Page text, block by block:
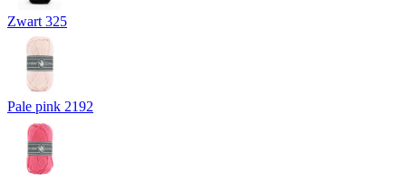
Zwart 325
Pale pink 2192